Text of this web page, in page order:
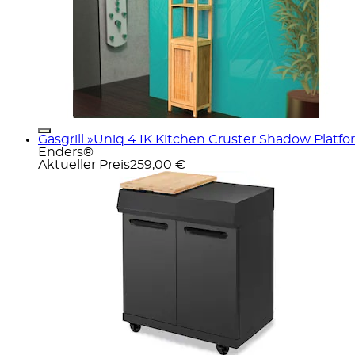
Gasgrill »Uniq 4 IK Kitchen Cruster Shadow
Enders®
Aktueller Preis259,00 €